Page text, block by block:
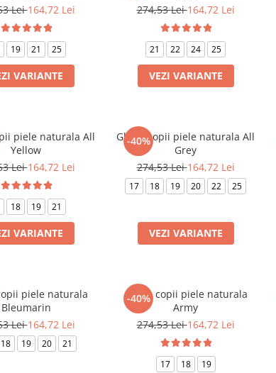
Lei164,72 Lei
19 21 25
VARIANTE
274,53 Lei164,72 Lei
21 22 24 25
VEZI VARIANTE
piele naturala All
Yellow
Lei164,72 Lei
18 19 21
VARIANTE
-40%
Ghete copii piele naturala All
Grey
274,53 Lei164,72 Lei
17 18 19 20 22 25
VEZI VARIANTE
piele naturala
Bleumarin
Lei164,72 Lei
18 19 20 21
-40%
Ghete copii piele naturala
Army
274,53 Lei164,72 Lei
17 18 19